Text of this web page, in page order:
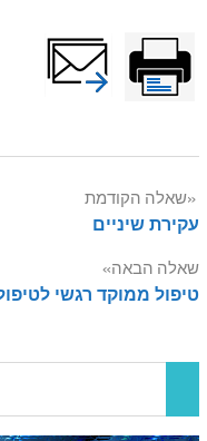
Post
navigation
שאלה הקודמת
עקירת שיניים
שאלה הבאה
טיפול ממוקד רגשי